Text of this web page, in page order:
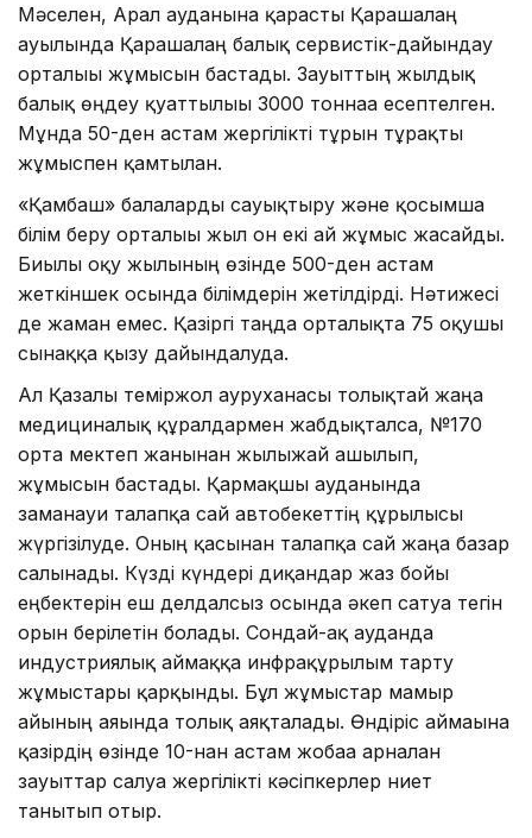
Мәселен, Арал ауданына қарасты Қарашалаң
ауылында Қарашалаң балық сервистік-дайындау
орталығы жұмысын бастады. Зауыттың жылдық
балық өңдеу қуаттылығы 3000 тоннаға есептелген.
Мұнда 50-ден астам жергілікті тұрғын тұрақты
жұмыспен қамтылған.
«Қамбаш» балаларды сауықтыру және қосымша
білім беру орталығы жыл он екі ай жұмыс жасайды.
Биылғы оқу жылының өзінде 500-ден астам
жеткіншек осында білімдерін жетілдірді. Нәтижесі
де жаман емес. Қазіргі таңда орталықта 75 оқушы
сынаққа қызу дайындалуда.
Ал Қазалы теміржол ауруханасы толықтай жаңа
медициналық құралдармен жабдықталса, №170
орта мектеп жанынан жылыжай ашылып,
жұмысын бастады. Қармақшы ауданында
заманауи талапқа сай автобекеттің құрылысы
жүргізілуде. Оның қасынан талапқа сай жаңа базар
салынады. Күзді күндері диқандар жаз бойғы
еңбектерін еш делдалсыз осында әкеп сатуға тегін
орын берілетін болады. Сондай-ақ ауданда
индустриялық аймаққа инфрақұрылым тарту
жұмыстары қарқынды. Бұл жұмыстар мамыр
айының аяғында толық аяқталады. Өндіріс аймағына
қазірдің өзінде 10-нан астам жобаға арналған
зауыттар салуға жергілікті кәсіпкерлер ниет
танытып отыр.